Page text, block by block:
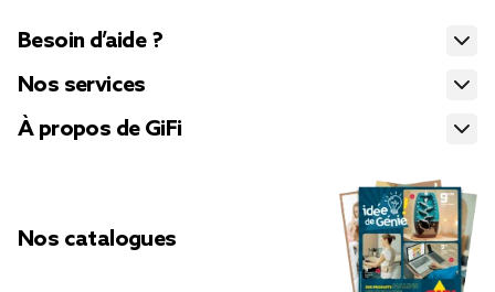
Besoin d’aide ?
Nos services
À propos de GiFi
Nos catalogues